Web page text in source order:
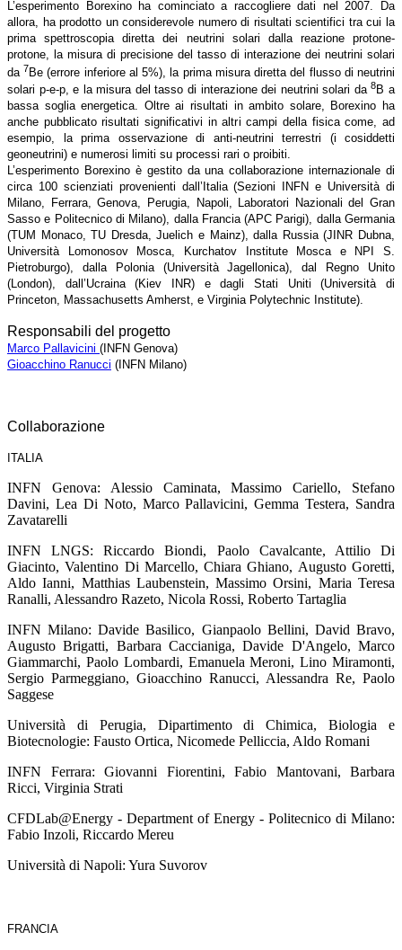
L’esperimento Borexino ha cominciato a raccogliere dati nel 2007. Da
allora, ha prodotto un considerevole numero di risultati scientifici tra cui la
prima spettroscopia diretta dei neutrini solari dalla reazione protone-
protone, la misura di precisione del tasso di interazione dei neutrini solari
da 7Be (errore inferiore al 5%), la prima misura diretta del flusso di neutrini
solari p-e-p, e la misura del tasso di interazione dei neutrini solari da8B a
bassa soglia energetica. Oltre ai risultati in ambito solare, Borexino ha
anche pubblicato risultati significativi in altri campi della fisica come, ad
esempio, la prima osservazione di anti-neutrini terrestri (i cosiddetti
geoneutrini) e numerosi limiti su processi rari o proibiti.
L’esperimento Borexino è gestito da una collaborazione internazionale di
circa 100 scienziati provenienti dall’Italia (Sezioni INFN e Università di
Milano, Ferrara, Genova, Perugia, Napoli, Laboratori Nazionali del Gran
Sasso e Politecnico di Milano), dalla Francia (APC Parigi), dalla Germania
(TUM Monaco, TU Dresda, Juelich e Mainz), dalla Russia (JINR Dubna,
Università Lomonosov Mosca, Kurchatov Institute Mosca e NPI S.
Pietroburgo), dalla Polonia (Università Jagellonica), dal Regno Unito
(London), dall’Ucraina (Kiev INR) e dagli Stati Uniti (Università di
Princeton, Massachusetts Amherst, e Virginia Polytechnic Institute).
Responsabili del progetto
Marco Pallavicini (I NFN Genova)
Gioacchino Ranucci (INFN Milano)
Collaborazione
ITALIA
INFN Genova: Alessio Caminata, Massimo Cariello, Stefano
Davini, Lea Di Noto, Marco Pallavicini, Gemma Testera, Sandra
Zavatarelli
INFN LNGS: Riccardo Biondi, Paolo Cavalcante, Attilio Di
Giacinto, Valentino Di Marcello, Chiara Ghiano, Augusto Goretti,
Aldo Ianni, Matthias Laubenstein, Massimo Orsini, Maria Teresa
Ranalli, Alessandro Razeto, Nicola Rossi, Roberto Tartaglia
INFN Milano: Davide Basilico, Gianpaolo Bellini, David Bravo,
Augusto Brigatti, Barbara Caccianiga, Davide D'Angelo, Marco
Giammarchi, Paolo Lombardi, Emanuela Meroni, Lino Miramonti,
Sergio Parmeggiano, Gioacchino Ranucci, Alessandra Re, Paolo
Saggese
Università di Perugia, Dipartimento di Chimica, Biologia e
Biotecnologie: Fausto Ortica, Nicomede Pelliccia, Aldo Romani
INFN Ferrara: Giovanni Fiorentini, Fabio Mantovani, Barbara
Ricci, Virginia Strati
CFDLab@Energy - Department of Energy - Politecnico di Milano:
Fabio Inzoli, Riccardo Mereu
Università di Napoli: Yura Suvorov
FRANCIA